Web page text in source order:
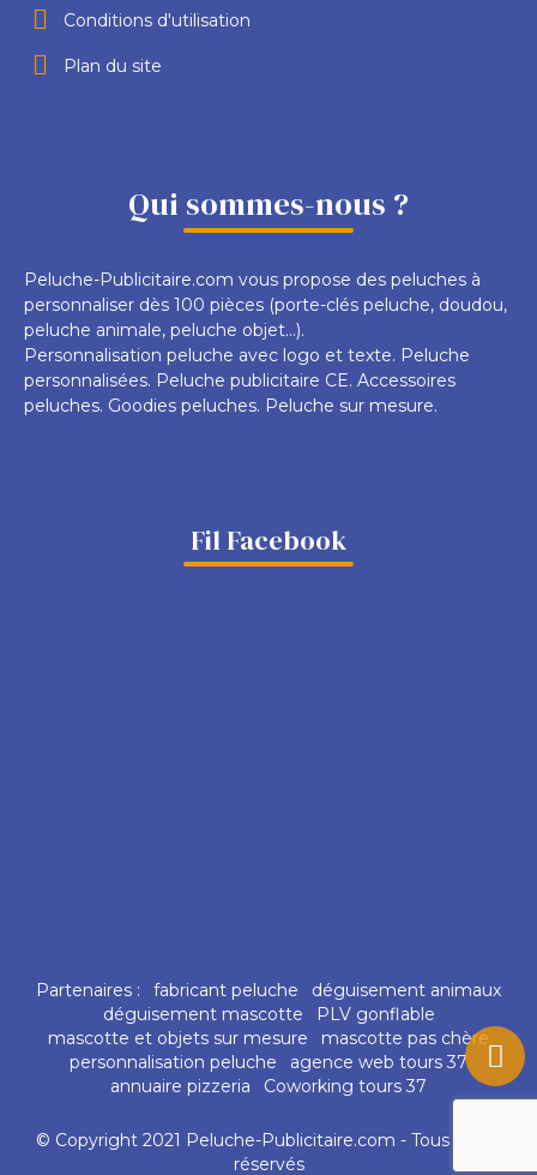
Conditions d'utilisation
Plan du site
Qui sommes-nous ?
Peluche-Publicitaire.com vous propose des peluches à
personnaliser dès 100 pièces (porte-clés peluche, doudou,
peluche animale, peluche objet...).
Personnalisation peluche avec logo et texte. Peluche
personnalisées. Peluche publicitaire CE. Accessoires
peluches. Goodies peluches. Peluche sur mesure.
Fil Facebook
Partenaires : fabricant peluche
déguisement animaux
déguisement mascotte
PLV gonflable
mascotte et objets sur mesure
mascotte pas chère
personnalisation peluche
agence web tours 37
annuaire pizzeria
Coworking tours 37
© Copyright 2021 Peluche-Publicitaire.com - Tous droits
réservés